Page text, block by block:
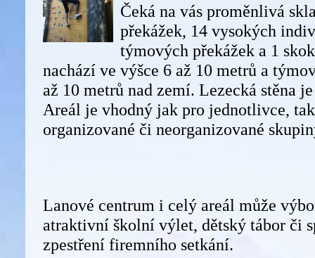
Čeká na vás proměnlivá
překážek, 14 vysokých
týmových překážek a 1
nachází ve výšce 6 až 10 metrů a
až 10 metrů nad zemí. Lezecká stěna
Areál je vhodný jak pro jednotlivce,
organizované či neorganizované
Lanové centrum i celý areál může
atraktivní školní výlet, dětský tábor či
zpestření firemního setkání.